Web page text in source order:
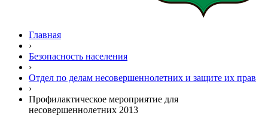
Главная
›
Безопасность населения
›
Отдел по делам несовершеннолетних и защите их прав
›
Профилактическое мероприятие для
несовершеннолетних 2013